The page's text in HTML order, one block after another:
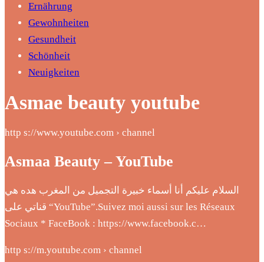
Ernährung
Gewohnheiten
Gesundheit
Schönheit
Neuigkeiten
Asmae beauty youtube
http s://www.youtube.com › channel
Asmaa Beauty – YouTube
السلام عليكم أنا أسماء خبيرة التجميل من المغرب هده هي
قناتي على “YouTube”.Suivez moi aussi sur les Réseaux
Sociaux * FaceBook : https://www.facebook.c…
http s://m.youtube.com › channel